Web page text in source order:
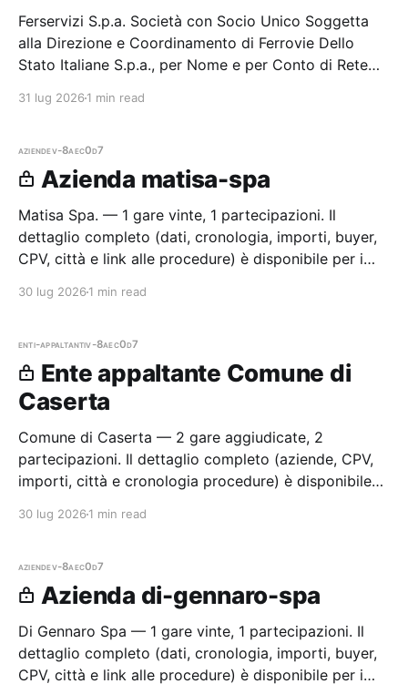
Ferservizi S.p.a. Società con Socio Unico Soggetta
alla Direzione e Coordinamento di Ferrovie Dello
Stato Italiane S.p.a., per Nome e per Conto di Rete
partecipazioni.
31 lug 2026 1 min read
aziendev-8aec0d7
Azienda matisa-spa
Matisa Spa. — 1 gare vinte, 1 partecipazioni. Il
dettaglio completo (dati, cronologia, importi, buyer,
CPV, città e link alle procedure) è disponibile per i
30 lug 2026 1 min read
enti-appaltantiv-8aec0d7
Ente appaltante Comune di
Caserta
Comune di Caserta — 2 gare aggiudicate, 2
partecipazioni. Il dettaglio completo (aziende, CPV,
importi, città e cronologia procedure) è disponibile
30 lug 2026 1 min read
aziendev-8aec0d7
Azienda di-gennaro-spa
Di Gennaro Spa — 1 gare vinte, 1 partecipazioni. Il
dettaglio completo (dati, cronologia, importi, buyer,
CPV, città e link alle procedure) è disponibile per i